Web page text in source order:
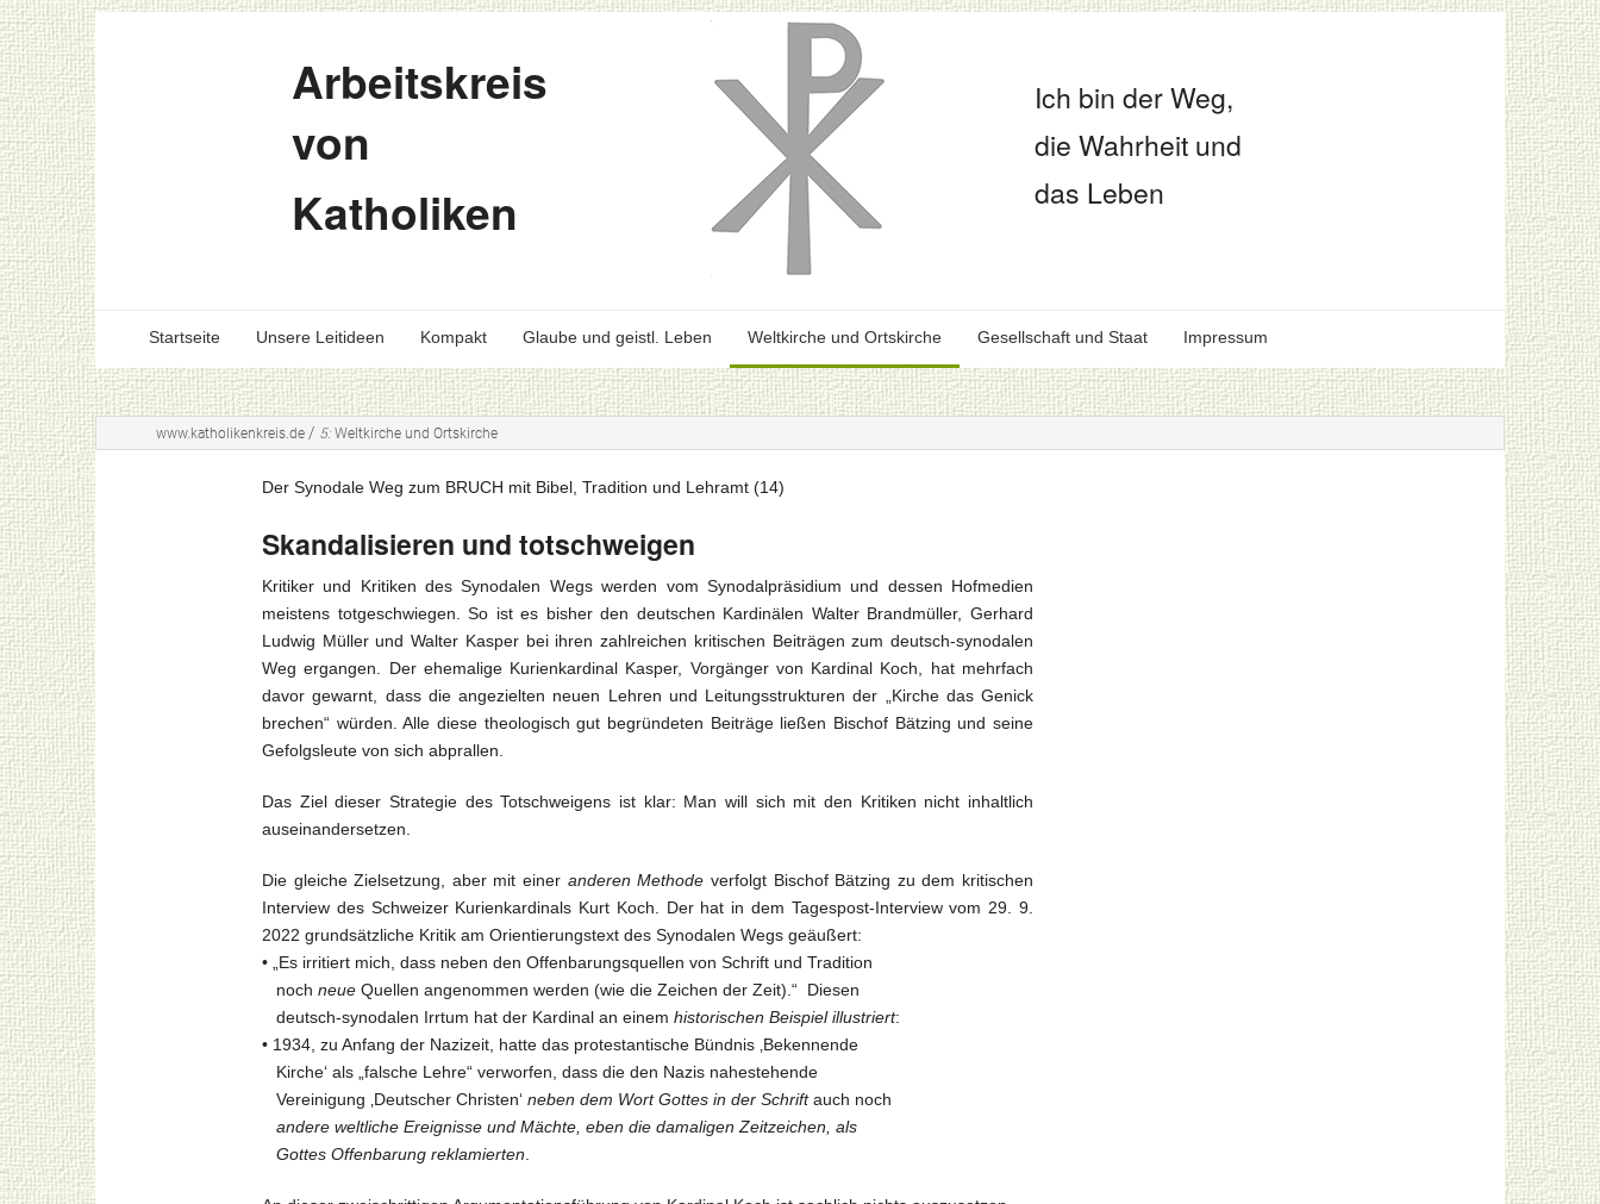
Arbeitskreis
von
Katholiken
Ich bin der Weg,
die Wahrheit und
das Leben
Startseite Unsere Leitideen Kompakt Glaube und geistl. Leben Weltkirche und Ortskirche Gesellschaft und Staat Impressum
www.katholikenkreis.de / 5: Weltkirche und Ortskirche
Der Synodale Weg zum BRUCH mit Bibel, Tradition und Lehramt (14)
Skandalisieren und totschweigen
Kritiker und Kritiken des Synodalen Wegs werden vom Synodalpräsidium und dessen Hofmedien
meistens totgeschwiegen. So ist es bisher den deutschen Kardinälen Walter Brandmüller, Gerhard
Ludwig Müller und Walter Kasper bei ihren zahlreichen kritischen Beiträgen zum deutsch-synodalen
Weg ergangen. Der ehemalige Kurienkardinal Kasper, Vorgänger von Kardinal Koch, hat mehrfach
davor gewarnt, dass die angezielten neuen Lehren und Leitungsstrukturen der „Kirche das Genick
brechen“ würden. Alle diese theologisch gut begründeten Beiträge ließen Bischof Bätzing und seine
Gefolgsleute von sich abprallen.
Das Ziel dieser Strategie des Totschweigens ist klar: Man will sich mit den Kritiken nicht inhaltlich
auseinandersetzen.
Die gleiche Zielsetzung, aber mit einer anderen Methode verfolgt Bischof Bätzing zu dem kritischen
Interview des Schweizer Kurienkardinals Kurt Koch. Der hat in dem Tagespost-Interview vom 29. 9.
2022 grundsätzliche Kritik am Orientierungstext des Synodalen Wegs geäußert:
• „Es irritiert mich, dass neben den Offenbarungsquellen von Schrift und Tradition
noch neue Quellen angenommen werden (wie die Zeichen der Zeit).“ Diesen
deutsch-synodalen Irrtum hat der Kardinal an einem historischen Beispiel illustriert:
• 1934, zu Anfang der Nazizeit, hatte das protestantische Bündnis ‚Bekennende
Kirche‘ als „falsche Lehre“ verworfen, dass die den Nazis nahestehende
Vereinigung ‚Deutscher Christen‘ neben dem Wort Gottes in der Schriftauch noch
andere weltliche Ereignisse und Mächte, eben die damaligen Zeitzeichen, als
Gottes Offenbarung reklamierten